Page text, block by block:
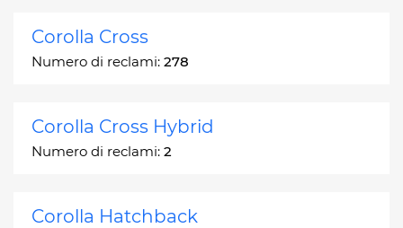
Corolla Cross
Numero di reclami: 278
Corolla Cross Hybrid
Numero di reclami: 2
Corolla Hatchback